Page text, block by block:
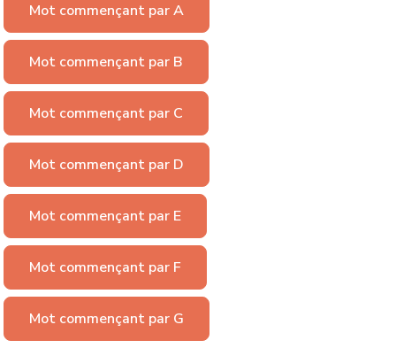
Mot commençant par A
Mot commençant par B
Mot commençant par C
Mot commençant par D
Mot commençant par E
Mot commençant par F
Mot commençant par G